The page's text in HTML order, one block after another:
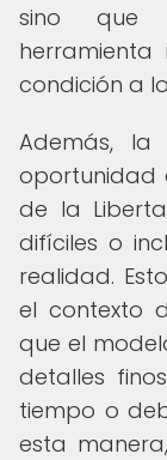
sino que
condición a
Además, la
oportunidad
de la
difíciles o
realidad.
el contexto
que el
detalles
tiempo o
esta